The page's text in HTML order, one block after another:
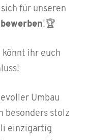
für unseren
!🏆
könnt ihr euch
Umbau
besonders stolz
einzigartig